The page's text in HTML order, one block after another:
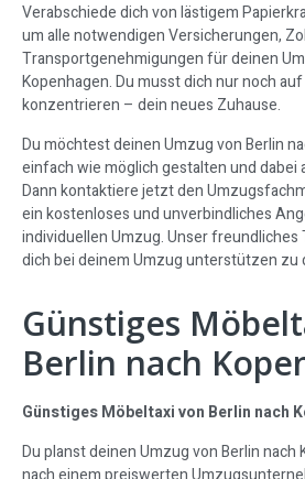
Verabschiede dich von lästigem
um alle notwendigen Versicherungen,
Transportgenehmigungen für deinen
Kopenhagen. Du musst dich nur noch
konzentrieren – dein neues Zuhause.
Du möchtest deinen Umzug von Berlin
einfach wie möglich gestalten und dabei
Dann kontaktiere jetzt den
ein kostenloses und unverbindliches
individuellen Umzug. Unser
dich bei deinem Umzug unterstützen zu
Günstiges
Berlin nach
Günstiges Möbeltaxi von Berlin nach
Du planst deinen Umzug von Berlin